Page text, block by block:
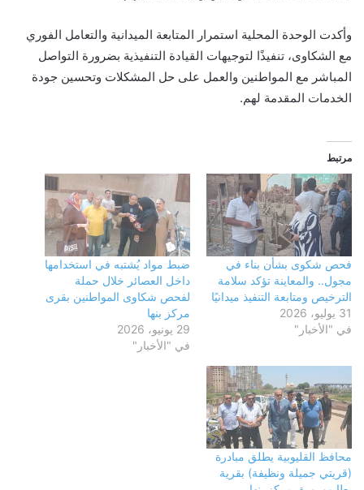
وأكدت الوحدة المحلية استمرار المتابعة الميدانية والتعامل الفوري
مع الشكاوى، تنفيذًا لتوجيهات القيادة التنفيذية بضرورة التواصل
المباشر مع المواطنين والعمل على حل المشكلات وتحسين جودة
الخدمات المقدمة لهم.
مرتبط
فحص شكوى بشأن بناء في
مجول.. والمعاينة تؤكد سلامة
الترخيص ومتابعة التنفيذ ميدانيًا
31 يوليو، 2026
في "الأخبار"
ضبط مواد يُشتبه في استخدامها
داخل العصائر خلال حملة
لفحص شكاوى المواطنين بقرى
مركز بنها
29 يونيو، 2026
في "الأخبار"
محافظ القليوبية يطلق مبادرة
(قريتي جميلة ونظيفة) بقرية